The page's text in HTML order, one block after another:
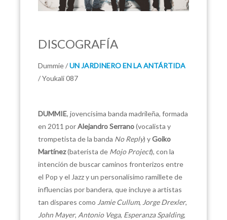
DISCOGRAFÍA
Dummie /UN JARDINERO EN LA ANTÁRTIDA
/ Youkali 087
DUMMIE, jovencísima banda madrileña, formada
en 2011 porAlejandro Serrano(vocalista y
trompetista de la banda No Reply) yGoiko
Martínez(baterista de Mojo Project), con la
intención de buscar caminos fronterizos entre
el Pop y el Jazz y un personalísimo ramillete de
influencias por bandera, que incluye a artistas
tan dispares como Jamie Cullum, Jorge Drexler,
John Mayer, Antonio Vega, Esperanza Spalding,